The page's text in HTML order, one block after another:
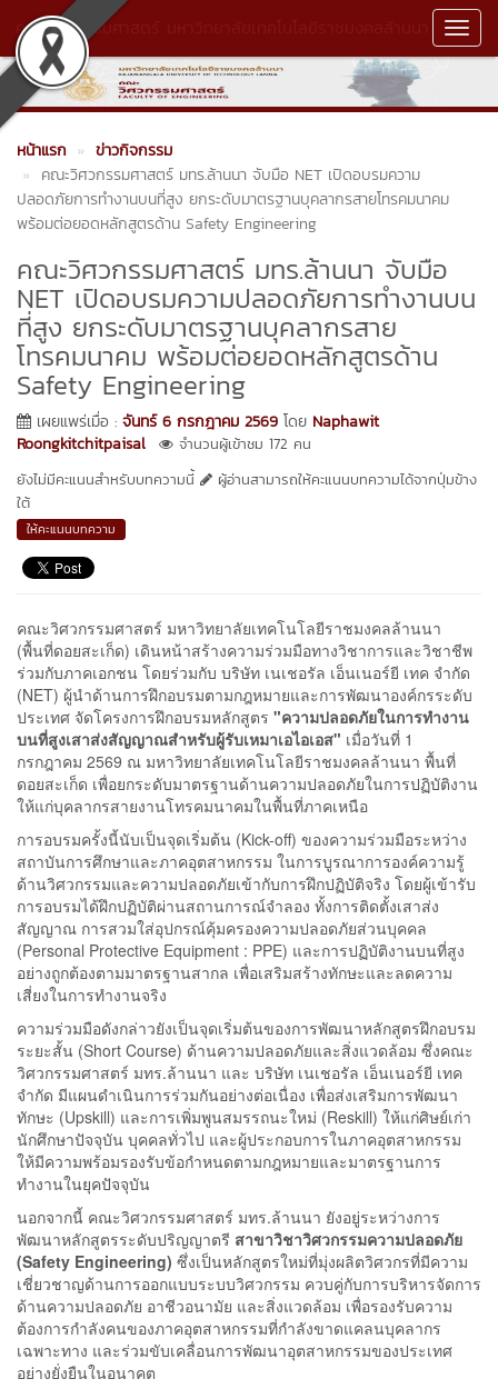
คณะวิศวกรรมศาสตร์ มหาวิทยาลัยเทคโนโลยีราชมงคลล้านนา
หน้าแรก
ข่าวกิจกรรม
คณะวิศวกรรมศาสตร์ มทร.ล้านนา จับมือ NET เปิดอบรมความ
ปลอดภัยการทำงานบนที่สูง ยกระดับมาตรฐานบุคลากรสายโทรคมนาคม
พร้อมต่อยอดหลักสูตรด้าน Safety Engineering
คณะวิศวกรรมศาสตร์ มทร.ล้านนา จับมือ
NET เปิดอบรมความปลอดภัยการทำงานบน
ที่สูง ยกระดับมาตรฐานบุคลากรสาย
โทรคมนาคม พร้อมต่อยอดหลักสูตรด้าน
Safety Engineering
เผยแพร่เมื่อ : จันทร์ 6 กรกฎาคม 2569 โดย Naphawit
Roongkitchitpaisal
จำนวนผู้เข้าชม 172 คน
ยังไม่มีคะแนนสำหรับบทความนี้
ผู้อ่านสามารถให้คะแนนบทความได้จากปุ่มข้าง
ใต้
ให้คะแนนบทความ
คณะวิศวกรรมศาสตร์ มหาวิทยาลัยเทคโนโลยีราชมงคลล้านนา
(พื้นที่ดอยสะเก็ด) เดินหน้าสร้างความร่วมมือทางวิชาการและวิชาชีพ
ร่วมกับภาคเอกชน โดยร่วมกับ บริษัท เนเชอรัล เอ็นเนอร์ยี เทค จำกัด
(NET) ผู้นำด้านการฝึกอบรมตามกฎหมายและการพัฒนาองค์กรระดับ
ประเทศ จัดโครงการฝึกอบรมหลักสูตร "ความปลอดภัยในการทำงาน
บนที่สูงเสาส่งสัญญาณสำหรับผู้รับเหมาเอไอเอส" เมื่อวันที่ 1
กรกฎาคม 2569 ณ มหาวิทยาลัยเทคโนโลยีราชมงคลล้านนา พื้นที่
ดอยสะเก็ด เพื่อยกระดับมาตรฐานด้านความปลอดภัยในการปฏิบัติงาน
ให้แก่บุคลากรสายงานโทรคมนาคมในพื้นที่ภาคเหนือ
การอบรมครั้งนี้นับเป็นจุดเริ่มต้น (Kick-off) ของความร่วมมือระหว่าง
สถาบันการศึกษาและภาคอุตสาหกรรม ในการบูรณาการองค์ความรู้
ด้านวิศวกรรมและความปลอดภัยเข้ากับการฝึกปฏิบัติจริง โดยผู้เข้ารับ
การอบรมได้ฝึกปฏิบัติผ่านสถานการณ์จำลอง ทั้งการติดตั้งเสาส่ง
สัญญาณ การสวมใส่อุปกรณ์คุ้มครองความปลอดภัยส่วนบุคคล
(Personal Protective Equipment : PPE) และการปฏิบัติงานบนที่สูง
อย่างถูกต้องตามมาตรฐานสากล เพื่อเสริมสร้างทักษะและลดความ
เสี่ยงในการทำงานจริง
ความร่วมมือดังกล่าวยังเป็นจุดเริ่มต้นของการพัฒนาหลักสูตรฝึกอบรม
ระยะสั้น (Short Course) ด้านความปลอดภัยและสิ่งแวดล้อม ซึ่งคณะ
วิศวกรรมศาสตร์ มทร.ล้านนา และ บริษัท เนเชอรัล เอ็นเนอร์ยี เทค
จำกัด มีแผนดำเนินการร่วมกันอย่างต่อเนื่อง เพื่อส่งเสริมการพัฒนา
ทักษะ (Upskill) และการเพิ่มพูนสมรรถนะใหม่ (Reskill) ให้แก่ศิษย์เก่า
นักศึกษาปัจจุบัน บุคคลทั่วไป และผู้ประกอบการในภาคอุตสาหกรรม
ให้มีความพร้อมรองรับข้อกำหนดตามกฎหมายและมาตรฐานการ
ทำงานในยุคปัจจุบัน
นอกจากนี้ คณะวิศวกรรมศาสตร์ มทร.ล้านนา ยังอยู่ระหว่างการ
พัฒนาหลักสูตรระดับปริญญาตรี สาขาวิชาวิศวกรรมความปลอดภัย
(Safety Engineering) ซึ่งเป็นหลักสูตรใหม่ที่มุ่งผลิตวิศวกรที่มีความ
เชี่ยวชาญด้านการออกแบบระบบวิศวกรรม ควบคู่กับการบริหารจัดการ
ด้านความปลอดภัย อาชีวอนามัย และสิ่งแวดล้อม เพื่อรองรับความ
ต้องการกำลังคนของภาคอุตสาหกรรมที่กำลังขาดแคลนบุคลากร
เฉพาะทาง และร่วมขับเคลื่อนการพัฒนาอุตสาหกรรมของประเทศ
อย่างยั่งยืนในอนาคต